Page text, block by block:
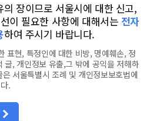
장이므로 서울시에 대한 신고,
이 필요한 사항에 대해서는 전자
하여 주시기 바랍니다.
표현, 특정인에 대한 비방, 명예훼손, 정
글, 개인정보 유출,그 밖에 공익을 저해하
서울특별시 조례 및 개인정보보호법에
.